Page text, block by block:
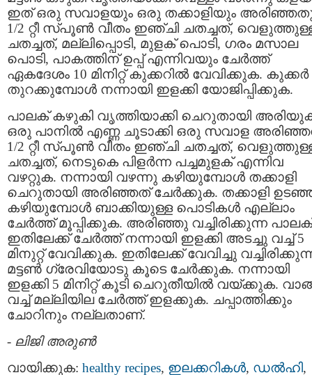
ഇത് ഒരു സവാളയും ഒരു തക്കാളിയും
1/2 റ്റീ സ്പൂണ്‍ വീതം ഇഞ്ചി ചതച്ചത്,
ചതച്ചത്, മല്ലിപ്പൊടി, മുളക് പൊടി, ഗരം മസാല
പൊടി, പാകത്തിന് ഉപ്പ് എന്നിവയും ചേര്‍ത്ത്
ഏകദേശം 10 മിനിറ്റ് കുക്കറില്‍ വേവിക്കുക. കുക്കര്‍
തുറക്കുമ്പോള്‍ നന്നായി ഇളക്കി യോജിപ്പിക്കുക.
പാലക് കഴുകി വൃത്തിയാക്കി ചെറുതായി
ഒരു പാനില്‍ എണ്ണ ചൂടാക്കി ഒരു സവാള
1/2 റ്റീ സ്പൂണ്‍ വീതം ഇഞ്ചി ചതച്ചത്,
ചതച്ചത്, നെടുകെ പിളര്‍ന്ന പച്ചമുളക് എന്നിവ
വഴറ്റുക. നന്നായി വഴന്നു കഴിയുമ്പോള്‍ തക്കാളി
ചെറുതായി അരിഞ്ഞത് ചേര്‍ക്കുക. തക്കാളി
കഴിയുമ്പോള്‍ ബാക്കിയുള്ള പൊടികള്‍ എല്ലാം
ചേര്‍ത്ത് മൂപ്പിക്കുക. അരിഞ്ഞു വച്ചിരിക്കുന്ന പാലക്
ഇതിലേക്ക് ചേര്‍ത്ത് നന്നായി ഇളക്കി അടച്ചു വച്ച് 5
മിനുറ്റ് വേവിക്കുക. ഇതിലേക്ക് വേവിച്ചു
മട്ടണ്‍ ഗ്രേവിയോടു കൂടെ ചേര്‍ക്കുക. നന്നായി
ഇളക്കി 5 മിനിറ്റ് കൂടി ചെറുതീയില്‍ വയ്ക്കുക.
വച്ച് മല്ലിയില ചേര്‍ത്ത് ഇളക്കുക. ചപ്പാത്തിക്കും
ചോറിനും നല്ലതാണ്.
- ലിജി അരുണ്‍
വായിക്കുക: healthy recipes, ഇലക്കറികള്‍, ഡല്‍ഹി,